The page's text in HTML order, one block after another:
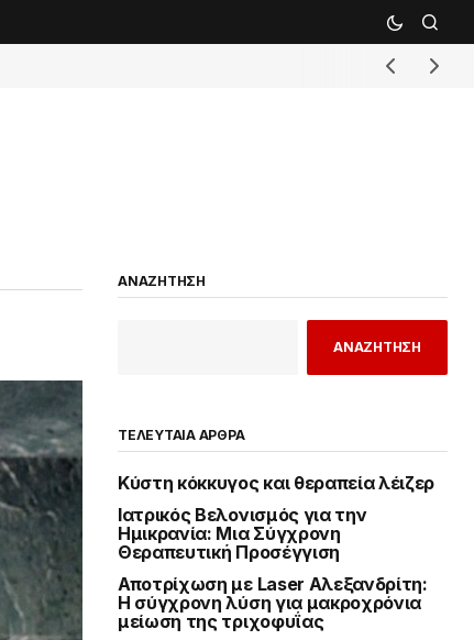
ΑΝΑΖΗΤΗΣΗ
ΑΝΑΖΗΤΗΣΗ
ΤΕΛΕΥΤΑΙΑ ΑΡΘΡΑ
Κύστη κόκκυγος και θεραπεία λέιζερ
Ιατρικός Βελονισμός για την
Ημικρανία: Μια Σύγχρονη
Θεραπευτική Προσέγγιση
Αποτρίχωση με Laser Αλεξανδρίτη:
Η σύγχρονη λύση για μακροχρόνια
μείωση της τριχοφυΐας